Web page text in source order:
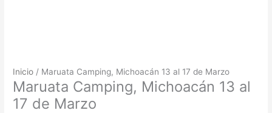
Inicio / Maruata Camping, Michoacán 13 al 17 de Marzo
Maruata Camping, Michoacán 13 al
17 de Marzo